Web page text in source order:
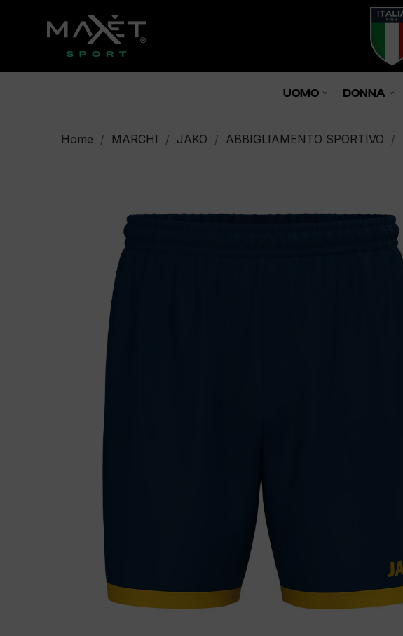
UOMO DONNA
Home MARCHI JAKO ABBIGLIAMENTO SPORTIVO